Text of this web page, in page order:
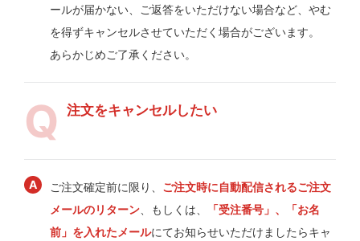
ールが届かない、ご返答をいただけない場合など、やむ
を得ずキャンセルさせていただく場合がございます。
あらかじめご了承ください。
注文をキャンセルしたい
ご注文確定前に限り、 ご注文時に自動配信されるご注文
メールのリターン、もしくは、
「受注番号」、「お名
前」を入れたメールにてお知らせいただけましたらキャ